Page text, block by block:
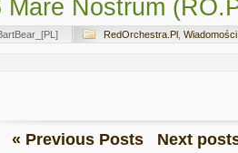
Mare Nostrum
RedOrchestra.Pl Wiadomości
« Previous Posts Next